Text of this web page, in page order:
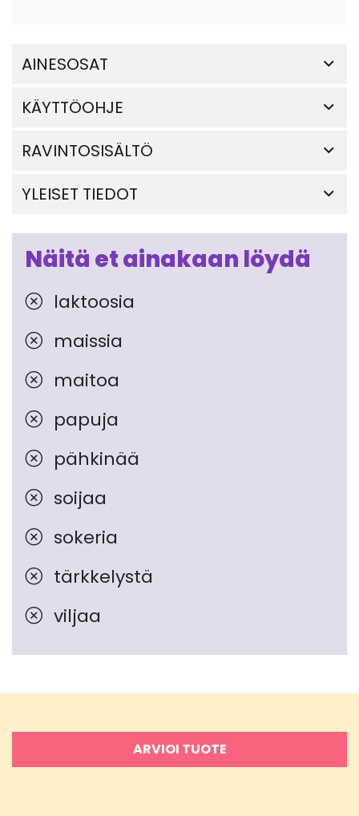
AINESOSAT
KÄYTTÖOHJE
RAVINTOSISÄLTÖ
YLEISET TIEDOT
Näitä et ainakaan löydä
laktoosia
maissia
maitoa
papuja
pähkinää
soijaa
sokeria
tärkkelystä
viljaa
ARVIOI TUOTE